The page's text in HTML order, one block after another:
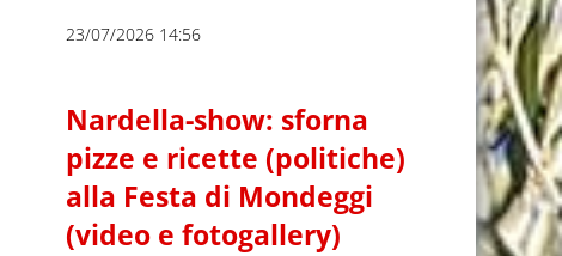
23/07/2026 14:56
Nardella-show: sforna
pizze e ricette (politiche)
alla Festa di Mondeggi
(video e fotogallery)